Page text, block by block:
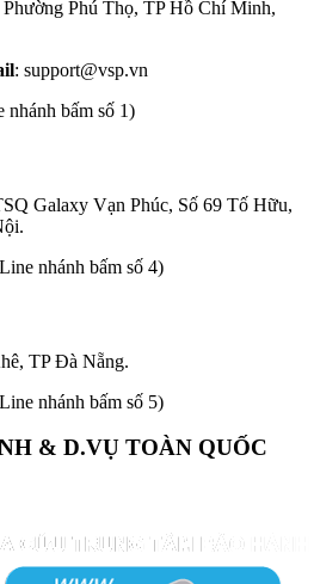
Phú Thọ, TP Hồ Chí Minh,
: support@vsp.vn
bấm số 1)
Galaxy Vạn Phúc, Số 69 Tố Hữu,
nhánh bấm số 4)
TP Đà Nẵng.
nhánh bấm số 5)
& D.VỤ TOÀN QUỐC